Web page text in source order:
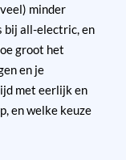
minder
bij all-electric, en
groot het
en je
met eerlijk en
en welke keuze